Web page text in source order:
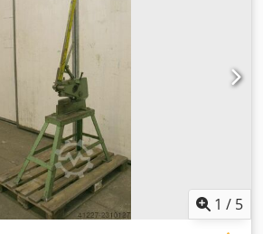
1 / 5